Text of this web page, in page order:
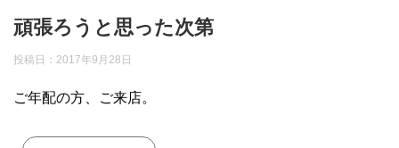
頑張ろうと思った次第
投稿日： 2017年9月28日
ご年配の方、ご来店。